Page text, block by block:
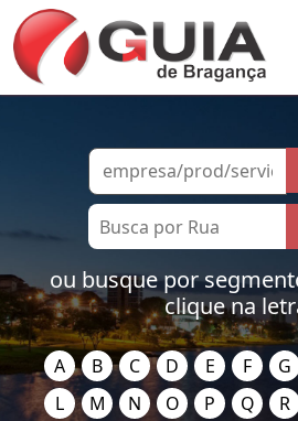
ou busque por
clique na
A B C D E F G
L
M N O P Q R